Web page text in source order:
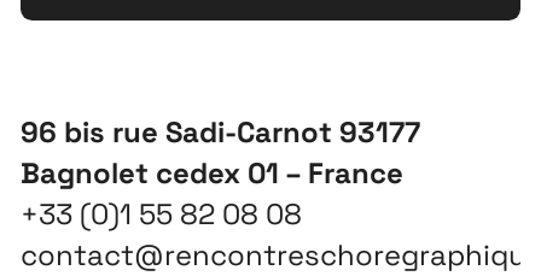
96 bis rue Sadi-Carnot 93177
Bagnolet cedex 01 – France
+33 (0)1 55 82 08 08